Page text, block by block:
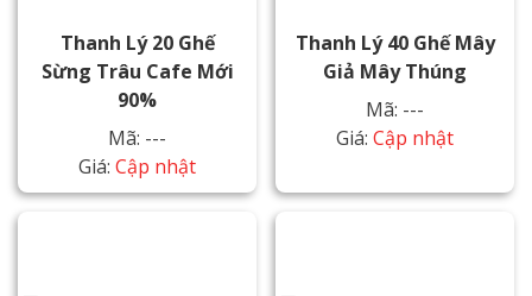
Thanh Lý 20 Ghế
Sừng Trâu Cafe Mới
90%
Mã: ---
Giá: Cập nhật
Thanh Lý 40 Ghế Mây
Giả Mây Thúng
Mã: ---
Giá: Cập nhật